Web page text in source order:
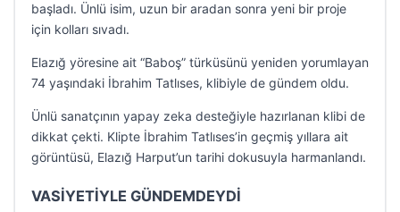
başladı. Ünlü isim, uzun bir aradan sonra yeni bir proje
için kolları sıvadı.
Elazığ yöresine ait “Baboş” türküsünü yeniden yorumlayan
74 yaşındaki İbrahim Tatlıses, klibiyle de gündem oldu.
Ünlü sanatçının yapay zeka desteğiyle hazırlanan klibi de
dikkat çekti. Klipte İbrahim Tatlıses’in geçmiş yıllara ait
görüntüsü, Elazığ Harput’un tarihi dokusuyla harmanlandı.
VASİYETİYLE GÜNDEMDEYDİ